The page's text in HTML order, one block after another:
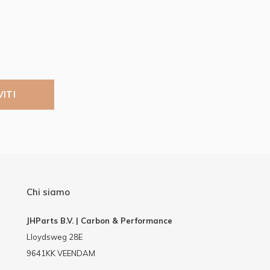
Chi siamo
JHParts B.V. | Carbon & Performance
Lloydsweg 28E
9641KK VEENDAM